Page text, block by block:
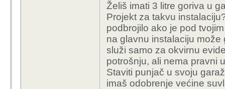
trimer/kosilicu.
Želiš imati 3 litre goriva u
Projekt za takvu
podbrojilo ako je pod
na glavnu instalaciju može
služi samo za okvirnu
potrošnju, ali nema pravni
Staviti punjač u svoju
imaš odobrenje većine